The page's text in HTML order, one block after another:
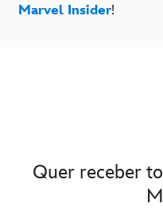
Marvel Insider!
Quer receber